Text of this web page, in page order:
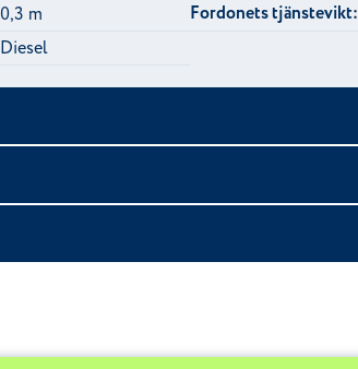
0,3 m Fordonets tjänstevikt:
Diesel